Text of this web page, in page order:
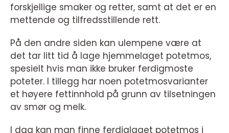
forskjellige smaker og retter, samt at det er en
mettende og tilfredsstillende rett.
På den andre siden kan ulempene være at
det tar litt tid å lage hjemmelaget potetmos,
spesielt hvis man ikke bruker ferdigmoste
poteter. I tillegg har noen potetmosvarianter
et høyere fettinnhold på grunn av tilsetningen
av smør og melk.
I dag kan man finne ferdiglaget potetmos i